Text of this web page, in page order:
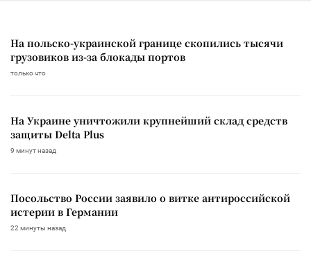
На польско-украинской границе скопились тысячи
грузовиков из-за блокады портов
только что
На Украине уничтожили крупнейший склад средств
защиты Delta Plus
9 минут назад
Посольство России заявило о витке антироссийской
истерии в Германии
22 минуты назад